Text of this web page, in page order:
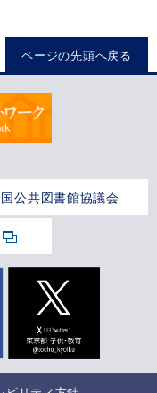
ページの先頭へ戻る
公共図書館協議会